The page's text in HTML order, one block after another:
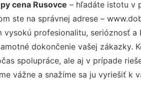
cena Rusovce – hľadáte istotu v
ste na správnej adrese –
vysokú profesionalitu, serióznosť
dokončenie vašej zákazky.
spolupráce, ale aj v prípade
vážne a snažíme sa ju vyriešiť k